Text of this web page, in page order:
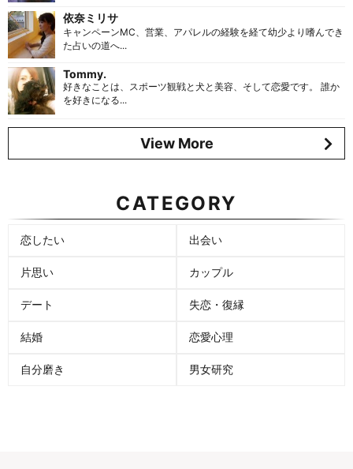
依奈ミリサ
キャンペーンMC、営業、アパレルの経験を経て幼少より嗜んでき
た占いの道へ...
Tommy.
好きなことは、スポーツ観戦と犬と美容、そして恋愛です。 誰か
を好きになる...
View More
CATEGORY
恋したい 出会い
片思い カップル
デート 失恋・復縁
結婚 恋愛心理
自分磨き 男女研究